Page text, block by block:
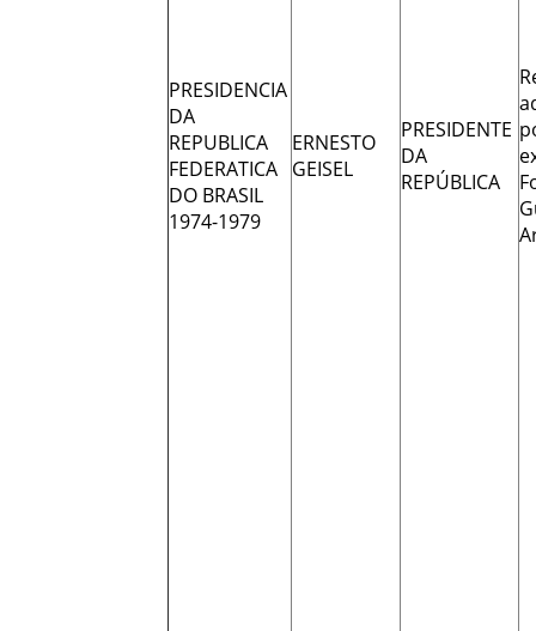
PRESIDENCIA
DA
REPUBLICA
FEDERATICA
DO BRASIL
1974-1979
ERNESTO
GEISEL
PRESIDENTE
DA
REPÚBLICA